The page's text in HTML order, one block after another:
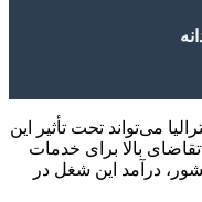
می‌تواند تحت تأثیر این
بالا برای خدمات
درآمد این شغل در